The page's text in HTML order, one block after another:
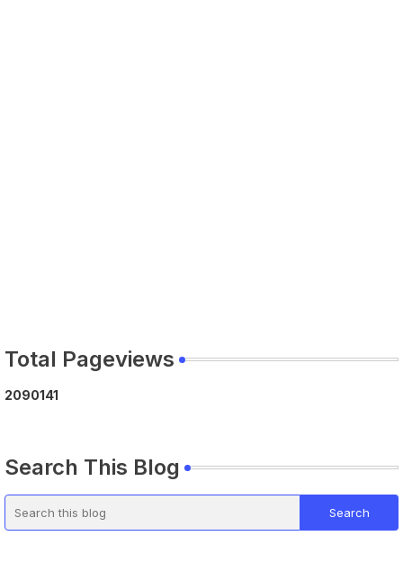
Total Pageviews
2090141
Search This Blog